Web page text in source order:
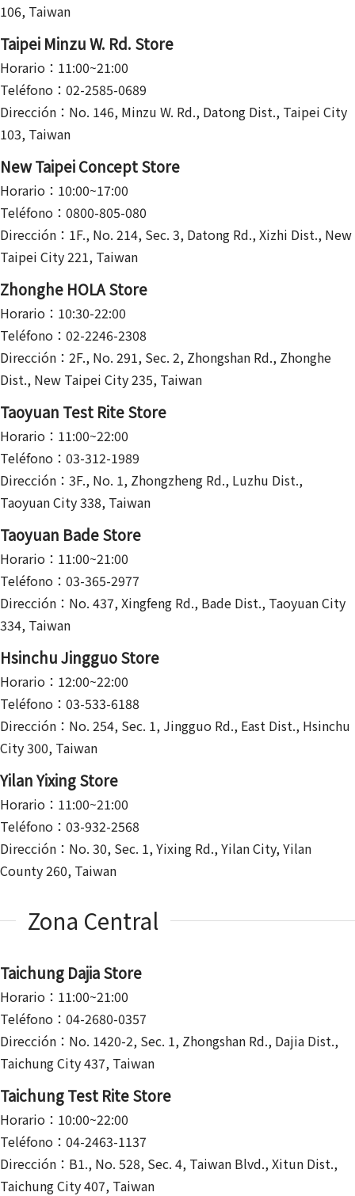
106, Taiwan
Taipei Minzu W. Rd. Store
Horario：11:00~21:00
Teléfono：02-2585-0689
Dirección：No. 146, Minzu W. Rd., Datong Dist., Taipei City
103, Taiwan
New Taipei Concept Store
Horario：10:00~17:00
Teléfono：0800-805-080
Dirección：1F., No. 214, Sec. 3, Datong Rd., Xizhi Dist., New
Taipei City 221, Taiwan
Zhonghe HOLA Store
Horario：10:30-22:00
Teléfono：02-2246-2308
Dirección：2F., No. 291, Sec. 2, Zhongshan Rd., Zhonghe
Dist., New Taipei City 235, Taiwan
Taoyuan Test Rite Store
Horario：11:00~22:00
Teléfono：03-312-1989
Dirección：3F., No. 1, Zhongzheng Rd., Luzhu Dist.,
Taoyuan City 338, Taiwan
Taoyuan Bade Store
Horario：11:00~21:00
Teléfono：03-365-2977
Dirección：No. 437, Xingfeng Rd., Bade Dist., Taoyuan City
334, Taiwan
Hsinchu Jingguo Store
Horario：12:00~22:00
Teléfono：03-533-6188
Dirección：No. 254, Sec. 1, Jingguo Rd., East Dist., Hsinchu
City 300, Taiwan
Yilan Yixing Store
Horario：11:00~21:00
Teléfono：03-932-2568
Dirección：No. 30, Sec. 1, Yixing Rd., Yilan City, Yilan
County 260, Taiwan
Zona Central
Taichung Dajia Store
Horario：11:00~21:00
Teléfono：04-2680-0357
Dirección：No. 1420-2, Sec. 1, Zhongshan Rd., Dajia Dist.,
Taichung City 437, Taiwan
Taichung Test Rite Store
Horario：10:00~22:00
Teléfono：04-2463-1137
Dirección：B1., No. 528, Sec. 4, Taiwan Blvd., Xitun Dist.,
Taichung City 407, Taiwan